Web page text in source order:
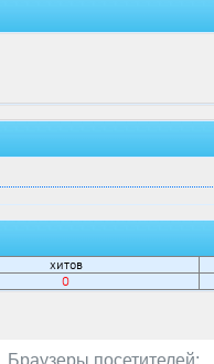
хитов
0
Браузеры посетителей: